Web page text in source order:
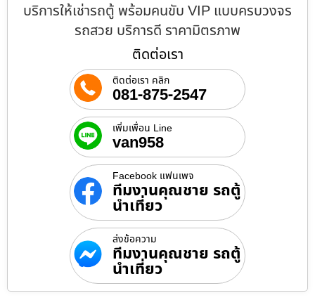
บริการให้เช่ารถตู้ พร้อมคนขับ VIP แบบครบวงจร
รถสวย บริการดี ราคามิตรภาพ
ติดต่อเรา
ติดต่อเรา คลิก
081-875-2547
เพิ่มเพื่อน Line
van958
Facebook แฟนเพจ
ทีมงานคุณชาย รถตู้
นำเที่ยว
ส่งข้อความ
ทีมงานคุณชาย รถตู้
นำเที่ยว